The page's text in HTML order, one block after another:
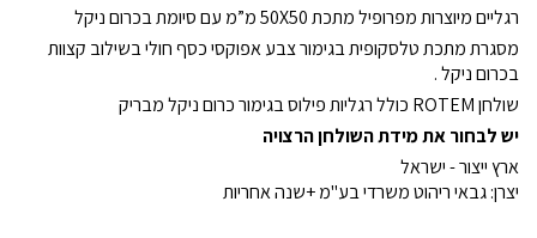
רגליים מיוצרות מפרופיל מתכת 50X50 מ”מ עם סיומת בכרום ניקל
מסגרת מתכת טלסקופית בגימור צבע אפוקסי כסף חולי בשילוב קצוות
בכרום ניקל .
שולחןROTEM כולל רגליות פילוס בגימור כרום ניקל מבריק
יש לבחור את מידת השולחן הרצויה
ארץ ייצור - ישראל
יצרן: גבאי ריהוט משרדי בע"מ +שנה אחריות